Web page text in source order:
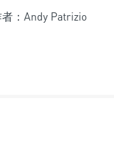
：Andy Patrizio